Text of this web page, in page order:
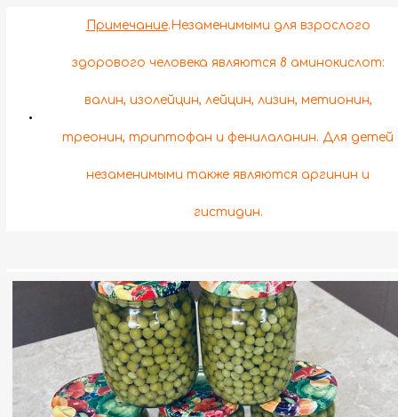
•
Примечание.Незаменимыми для взрослого
здорового человека являются 8 аминокислот:
валин, изолейцин, лейцин, лизин, метионин,
треонин, триптофан и фенилаланин. Для детей
незаменимыми также являются аргинин и
гистидин.